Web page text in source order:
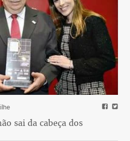
sai da cabeça dos